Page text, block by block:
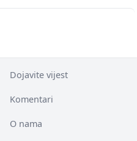
Dojavite vijest
Komentari
O nama